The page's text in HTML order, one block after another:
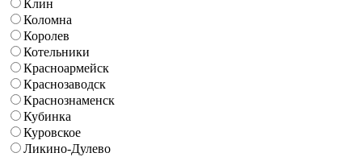
Клин
Коломна
Королев
Котельники
Красноармейск
Краснозаводск
Краснознаменск
Кубинка
Куровское
Ликино-Дулево